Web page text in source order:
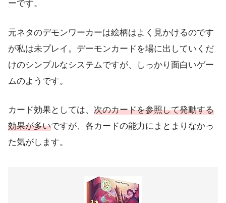
ーです。
元ネタのデモンワーカーは絵柄はよく見かけるのです
が私は未プレイ。デーモンカードを場に出していくだ
けのシンプルなシステムですが、しっかり面白いゲー
ムのようです。
カード効果としては、 次のカードを参照して発動する
効果が多いですが、各カードの能力にまとまりなかっ
た気がします。